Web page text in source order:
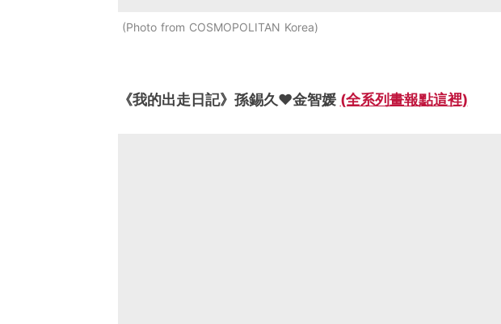
Photo from COSMOPOLITAN Korea
《我的出走日記》孫錫久♥金智媛 (全系列畫報點這裡)